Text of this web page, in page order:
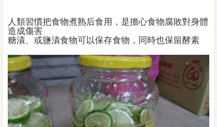
人類習慣把食物煮熟后食用，是擔心食物腐敗對身體
造成傷害
糖漬、或鹽漬食物可以保存食物，同時也保留酵素